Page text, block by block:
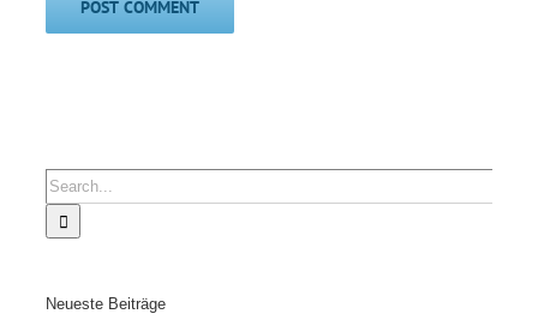
Search
for:
Neueste Beiträge